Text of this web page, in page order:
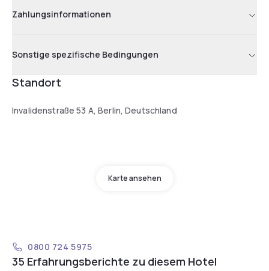
Zahlungsinformationen
Sonstige spezifische Bedingungen
Standort
Invalidenstraße 53 A, Berlin, Deutschland
Karte ansehen
0800 724 5975
35 Erfahrungsberichte zu diesem Hotel